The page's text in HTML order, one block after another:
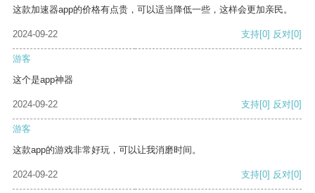
这款加速器app的价格有点贵，可以适当降低一些，这样会更加亲民。
2024-09-22 支持[0] 反对[0]
游客
这个是app神器
2024-09-22 支持[0] 反对[0]
游客
这款app的游戏非常好玩，可以让我消磨时间。
2024-09-22 支持[0] 反对[0]